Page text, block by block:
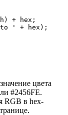
+ hex;
' + hex);
цвета
#2456FE.
RGB в hex-